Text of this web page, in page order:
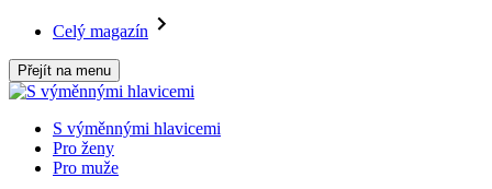
Celý magazín
Přejít na menu
S výměnnými hlavicemi
Pro ženy
Pro muže